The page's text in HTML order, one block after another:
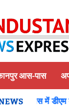
आस-पास
दिवस में डीएम के